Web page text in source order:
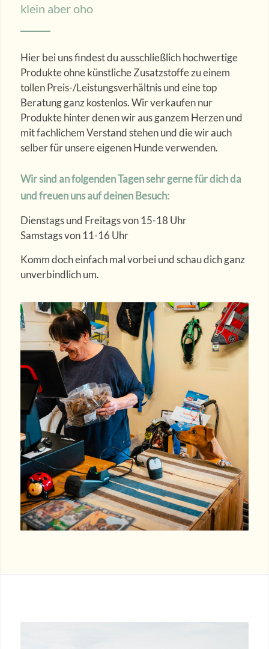
klein aber oho
Hier bei uns findest du ausschließlich hochwertige
Produkte ohne künstliche Zusatzstoffe zu einem
tollen Preis-/Leistungsverhältnis und eine top
Beratung ganz kostenlos. Wir verkaufen nur
Produkte hinter denen wir aus ganzem Herzen und
mit fachlichem Verstand stehen und die wir auch
selber für unsere eigenen Hunde verwenden.
Wir sind an folgenden Tagen sehr gerne für dich da
und freuen uns auf deinen Besuch:
Dienstags und Freitags von 15-18 Uhr
Samstags von 11-16 Uhr
Komm doch einfach mal vorbei und schau dich ganz
unverbindlich um.